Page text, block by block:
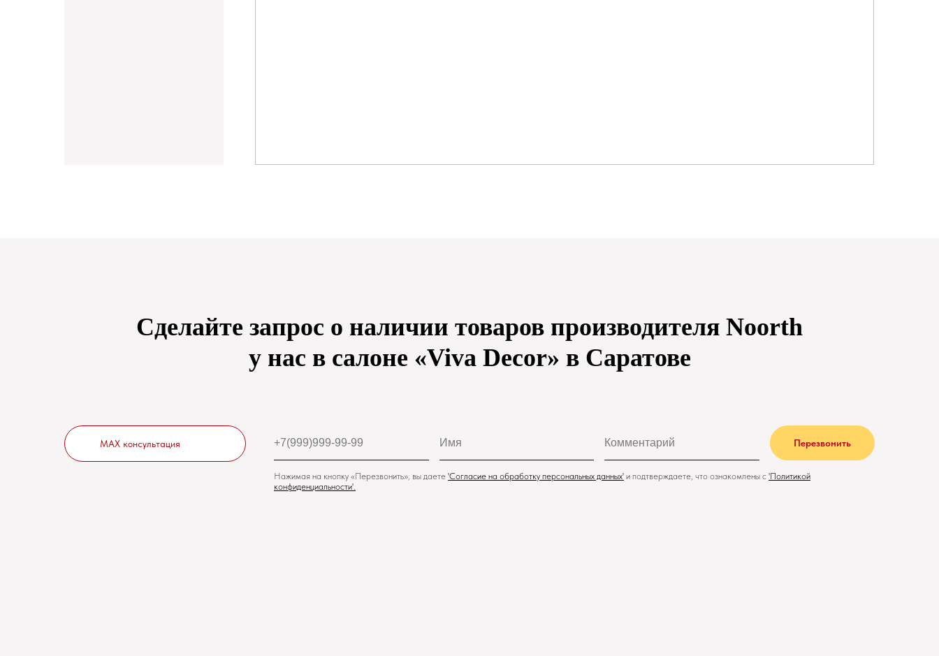
Сделайте запрос о наличии товаров производителя Noorth
у нас в салоне «Viva Decor» в Саратове
Перезвонить
Нажимая на кнопку «Перезвонить», вы даете 'Cогласие на обработку персональных данных' и подтверждаете, что ознакомлены с 'Политикой
конфиденциальности'.
MAX консультация